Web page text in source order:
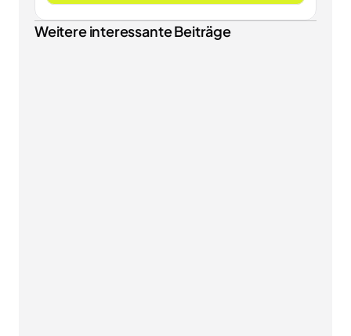
Weitere interessante Beiträge